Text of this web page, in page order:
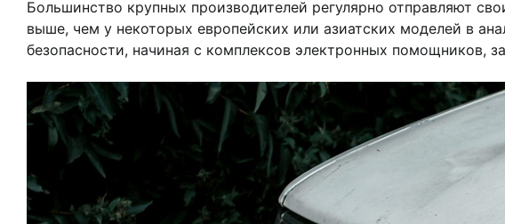
Большинство крупных производителей регулярно отправляют
выше, чем у некоторых европейских или азиатских моделей в
безопасности, начиная с комплексов электронных помощников,